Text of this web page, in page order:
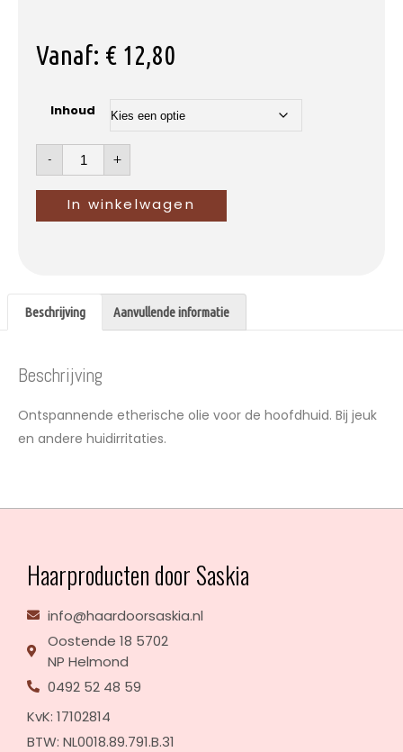
Vanaf: € 12,80
Inhoud
- +
In winkelwagen
Beschrijving Aanvullende informatie
Beschrijving
Ontspannende etherische olie voor de hoofdhuid. Bij jeuk
en andere huidirritaties.
Haarproducten door Saskia
info@haardoorsaskia.nl
Oostende 18 5702
NP Helmond
0492 52 48 59
KvK: 17102814
BTW: NL0018.89.791.B.31